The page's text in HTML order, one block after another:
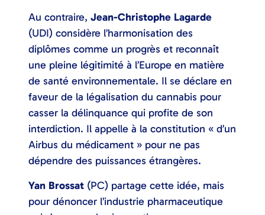
Au contraire, Jean-Christophe Lagarde
(UDI) considère l’harmonisation des
diplômes comme un progrès et reconnaît
une pleine légitimité à l’Europe en matière
de santé environnementale. Il se déclare en
faveur de la légalisation du cannabis pour
casser la délinquance qui profite de son
interdiction. Il appelle à la constitution « d’un
Airbus du médicament » pour ne pas
dépendre des puissances étrangères.
Yan Brossat (PC) partage cette idée, mais
pour dénoncer l’industrie pharmaceutique